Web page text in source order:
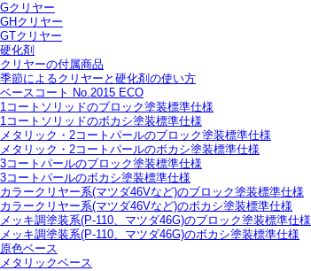
Gクリヤー
GHクリヤー
GTクリヤー
硬化剤
クリヤーの付属商品
季節によるクリヤーと硬化剤の使い方
ベースコート No.2015 ECO
1コートソリッドのブロック塗装標準仕様
1コートソリッドのボカシ塗装標準仕様
メタリック・2コートパールのブロック塗装標準仕様
メタリック・2コートパールのボカシ塗装標準仕様
3コートパールのブロック塗装標準仕様
3コートパールのボカシ塗装標準仕様
カラークリヤー系(マツダ46Vなど)のブロック塗装標準仕様
カラークリヤー系(マツダ46Vなど)のボカシ塗装標準仕様
メッキ調塗装系(P-110、マツダ46G)のブロック塗装標準仕様
メッキ調塗装系(P-110、マツダ46G)のボカシ塗装標準仕様
原色ベース
メタリックベース